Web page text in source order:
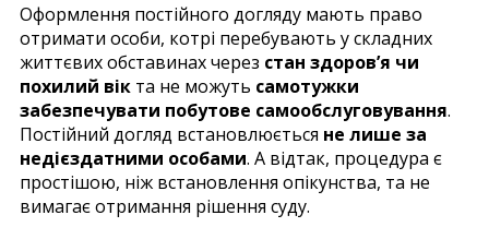
Оформлення постійного догляду мають право
отримати особи, котрі перебувають у складних
життєвих обставинах через стан здоров’я чи
похилий вік та не можуть самотужки
забезпечувати побутове самообслуговування.
Постійний догляд встановлюється не лише за
недієздатними особами. А відтак, процедура є
простішою, ніж встановлення опікунства, та не
вимагає отримання рішення суду.